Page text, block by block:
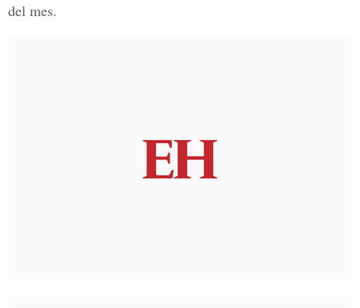
del mes.